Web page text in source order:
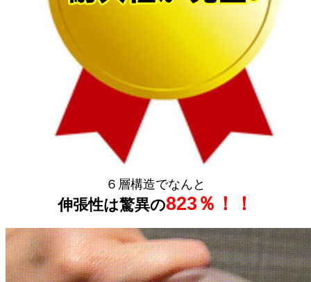
６層構造でなんと
伸張性は驚異の823％！！